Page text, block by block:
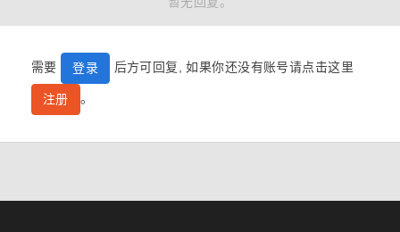
需要 登录 后方可回复, 如果你还没有账号请点击这里
注册 。